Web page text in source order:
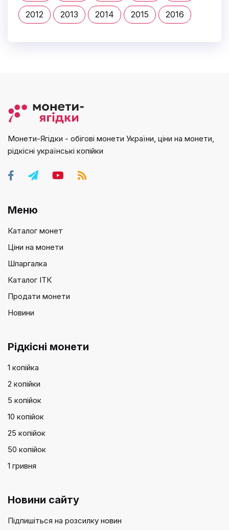
2012 2013 2014 2015 2016
Монети-Ягідки - обігові монети України, ціни на монети,
рідкісні українські копійки
Меню
Каталог монет
Ціни на монети
Шпаргалка
Каталог ІТК
Продати монети
Новини
Рідкісні монети
1 копійка
2 копійки
5 копійок
10 копійок
25 копійок
50 копійок
1 гривня
Новини сайту
Підпишіться на розсилку новин